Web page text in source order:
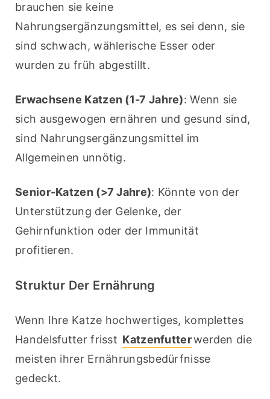
brauchen sie keine
Nahrungsergänzungsmittel, es sei denn, sie
sind schwach, wählerische Esser oder
wurden zu früh abgestillt.
Erwachsene Katzen (1-7 Jahre): Wenn sie
sich ausgewogen ernähren und gesund sind,
sind Nahrungsergänzungsmittel im
Allgemeinen unnötig.
Senior-Katzen (>7 Jahre): Könnte von der
Unterstützung der Gelenke, der
Gehirnfunktion oder der Immunität
profitieren.
Struktur Der Ernährung
Wenn Ihre Katze hochwertiges, komplettes
Handelsfutter frisst Katzenfutterwerden die
meisten ihrer Ernährungsbedürfnisse
gedeckt.